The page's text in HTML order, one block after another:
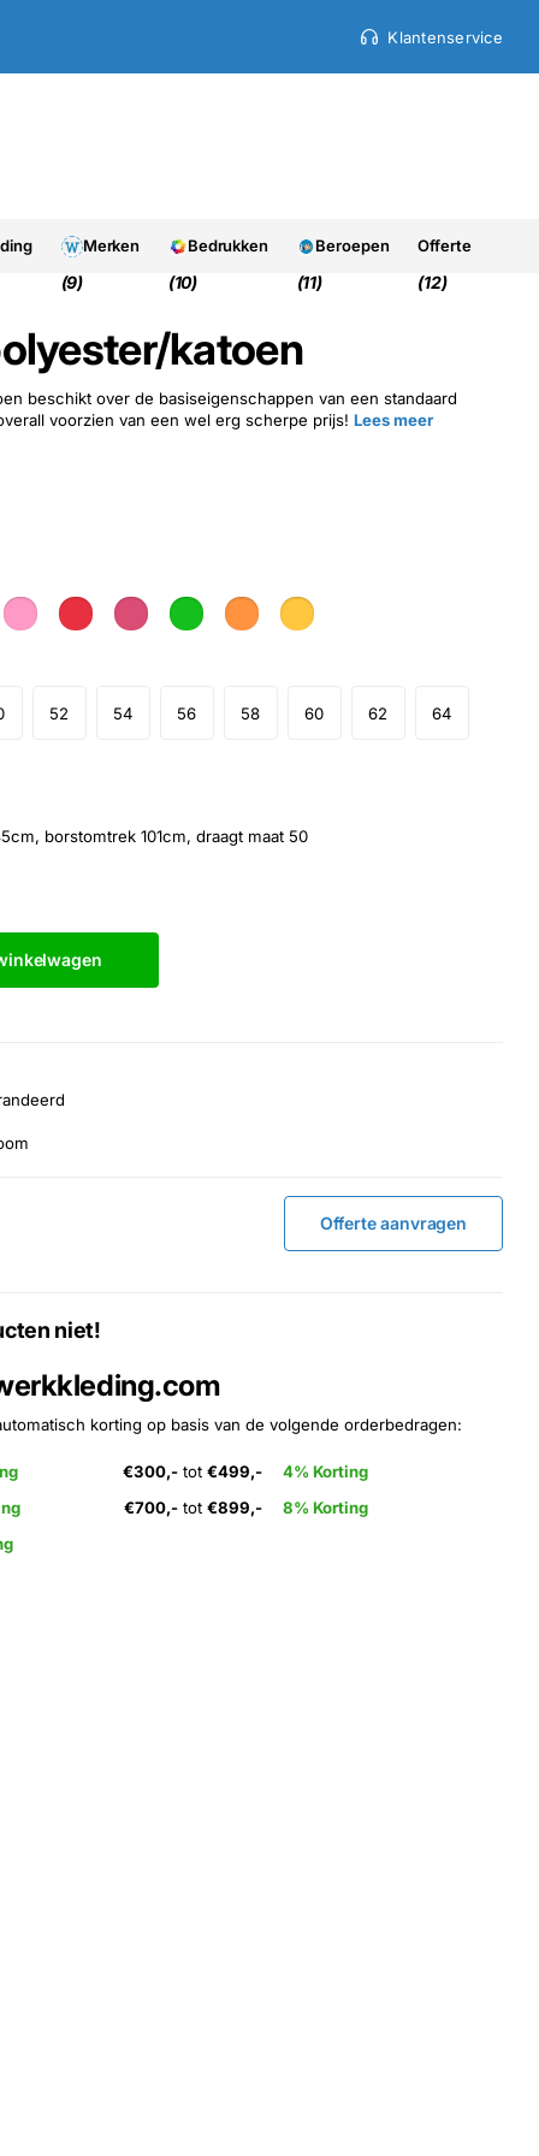
Klantenservice
Merken
(9)
Bedrukken
(10)
Beroepen
(11)
Offerte
(12)
katoen
beschikt over de basiseigenschappen van een standaard
voorzien van een wel erg scherpe prijs! Lees meer
52 54 56 58 60 62 64
borstomtrek 101cm, draagt maat 50
Offerte aanvragen
niet!
korting op basis van de volgende orderbedragen:
€300,-tot €499,-
4% Korting
€700,-tot €899,-
8% Korting